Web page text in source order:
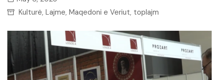
Kulturë, Lajme, Maqedoni e Veriut, toplajm